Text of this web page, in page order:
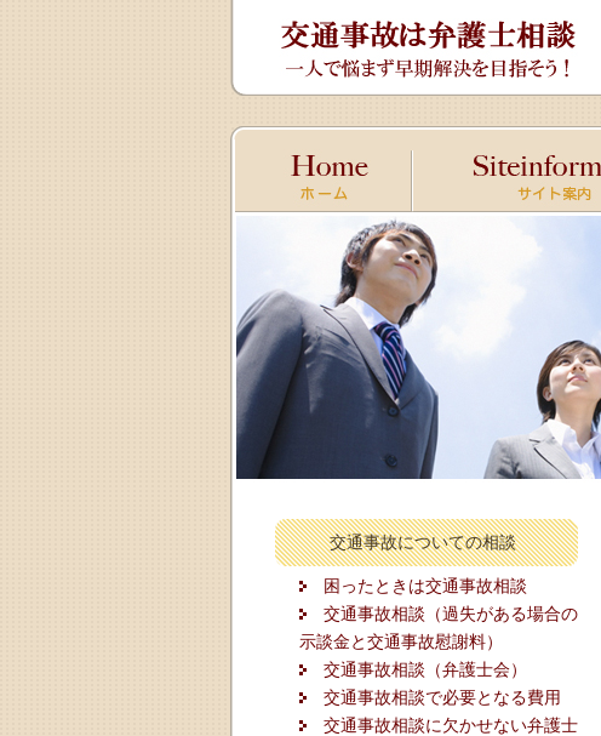
交通事故についての相談
困ったときは交通事故相談
交通事故相談（過失がある場合の
示談金と交通事故慰謝料）
交通事故相談（弁護士会）
交通事故相談で必要となる費用
交通事故相談に欠かせない弁護士